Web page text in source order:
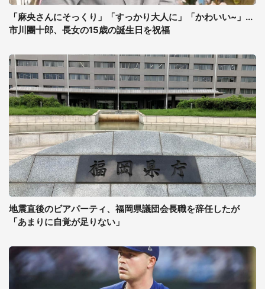
「麻央さんにそっくり」「すっかり大人に」「かわいい~」...
市川團十郎、長女の15歳の誕生日を祝福
地震直後のビアパーティ、福岡県議団会長職を辞任したが
「あまりに自覚が足りない」